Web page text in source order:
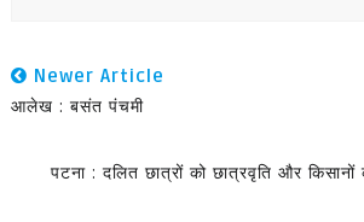
Newer Article
आलेख : बसंत पंचमी
पटना : दलित छात्रों को छात्रवृति और